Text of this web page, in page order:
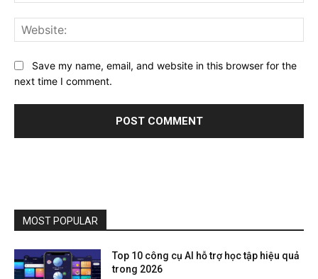
Save my name, email, and website in this browser for the
next time I comment.
MOST POPULAR
Top 10 công cụ AI hỗ trợ học tập hiệu quả
trong 2026